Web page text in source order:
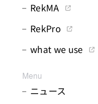
RekMA
RekPro
what we use
Menu
ニュース